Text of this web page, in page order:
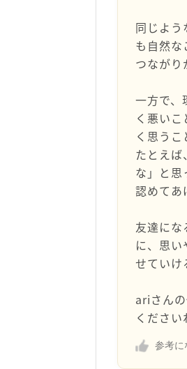
同じよう
も自然な
つながり
一方で、
く悪い
く思うこ
たとえば
な」と思
認めてあ
友達に
に、思
せていけ
ariさん
ください
参考に